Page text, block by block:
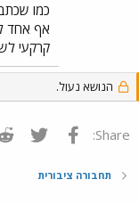
כמו
אף אחד
קרקעי
הנושא נעול.
Share: פייסבוק
תחבורה ציבורית